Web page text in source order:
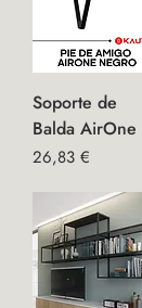
Soporte de
Balda AirOne
Precio
26,83 €